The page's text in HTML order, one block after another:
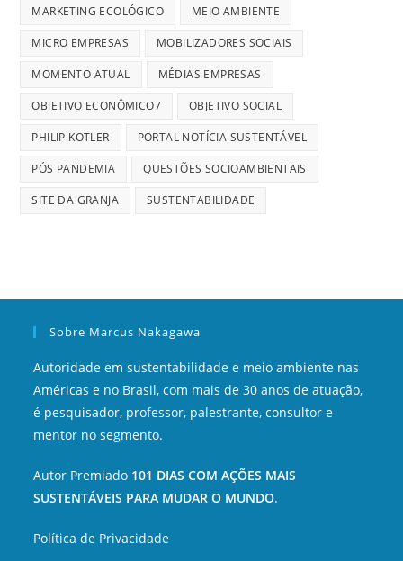
MARKETING ECOLÓGICO MEIO AMBIENTE
MICRO EMPRESAS MOBILIZADORES SOCIAIS
MOMENTO ATUAL MÉDIAS EMPRESAS
OBJETIVO ECONÔMICO7 OBJETIVO SOCIAL
PHILIP KOTLER PORTAL NOTÍCIA SUSTENTÁVEL
PÓS PANDEMIA QUESTÕES SOCIOAMBIENTAIS
SITE DA GRANJA SUSTENTABILIDADE
Sobre Marcus Nakagawa
Autoridade em sustentabilidade e meio ambiente nas
Américas e no Brasil, com mais de 30 anos de atuação,
é pesquisador, professor, palestrante, consultor e
mentor no segmento.
Autor Premiado 101 DIAS COM AÇÕES MAIS
SUSTENTÁVEIS PARA MUDAR O MUNDO.
Política de Privacidade